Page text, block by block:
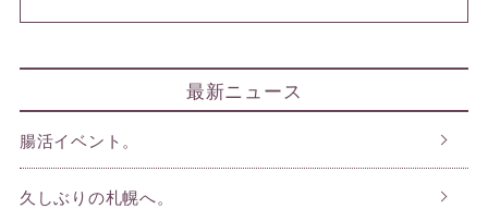
最新ニュース
腸活イベント。
久しぶりの札幌へ。